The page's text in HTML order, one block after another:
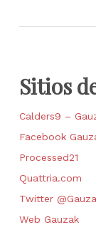
Sitios
Calders9 –
Facebook
Processed21
Quattria.com
Twitter
Web Gauzak